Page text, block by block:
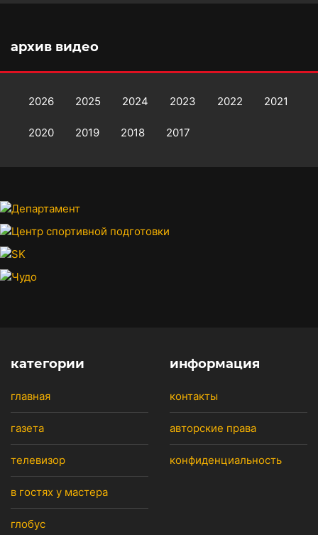
архив видео
2026 2025 2024 2023 2022 2021
2020 2019 2018 2017
категории
главная
газета
телевизор
в гостях у мастера
глобус
информация
контакты
авторские права
конфиденциальность